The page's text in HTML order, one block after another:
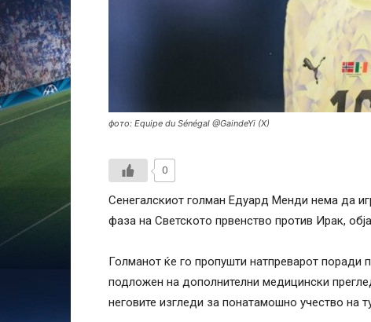
фото: Equipe du Sénégal @GaindeYi (X)
0
Сенегалскиот голман Едуард Менди нема да
фаза на Светското првенство против Ирак,
Голманот ќе го пропушти натпреварот
подложен на дополнителни медицински
неговите изгледи за понатамошно учество на